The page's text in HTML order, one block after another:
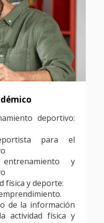
deportivo:
para el
y
física y deporte:
de la información
actividad física y